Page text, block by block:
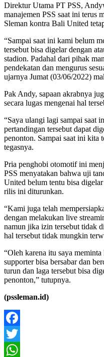
Direktur Utama PT PSS,
manajemen PSS saat ini terus
Sleman kontra Bali United
“Sampai saat ini kami belum
tersebut bisa digelar dengan
stadion. Padahal dari pihak
pendekatan dan mengurus
ujarnya Jumat (03/06/2022)
Pak Andy, sapaan akrabnya
secara lugas mengenai hal
“Saya ulangi lagi sampai saat
pertandingan tersebut dapat
penonton. Sampai saat ini kita
tegasnya.
Pria penghobi otomotif ini
PSS menyatakan bahwa uji
United belum tentu bisa
rilis ini diturunkan.
“Kami juga telah
dengan melakukan live
namun jika izin tersebut tidak
hal tersebut tidak mungkin
“Oleh karena itu saya
supporter bisa bersabar dan
turun dan laga tersebut bisa
penonton,” tutupnya.
(pssleman.id)
Facebook
Twitter